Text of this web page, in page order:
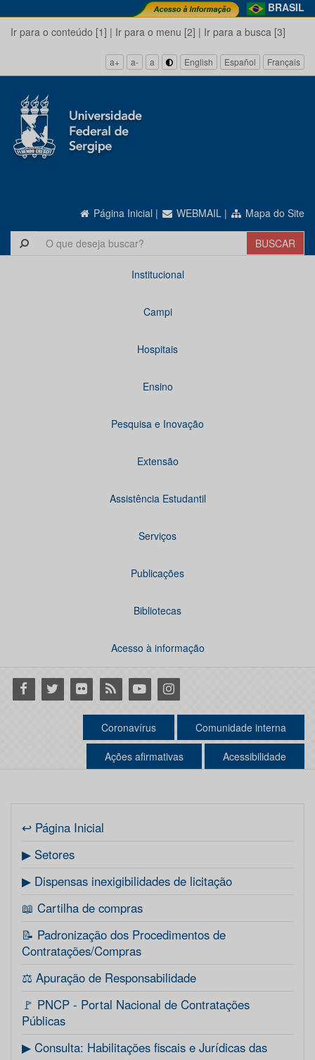
BRASIL
Ir para o conteúdo [1] | Ir para o menu [2] | Ir para a busca [3]
a+ a- a English Español Français
Página Inicial | WEBMAIL | Mapa do Site
Institucional
Campi
Hospitais
Ensino
Pesquisa e Inovação
Extensão
Assistência Estudantil
Serviços
Publicações
Bibliotecas
Acesso à informação
Facebook
Twitter Flickr RSS YoutubeInstagram
Coronavírus Comunidade interna
Ações afirmativas Acessibilidade
↩ Página Inicial
▶ Setores
▶ Dispensas inexigibilidades de licitação
📖 Cartilha de compras
📝 Padronização dos Procedimentos de
Contratações/Compras
⚖️ Apuração de Responsabilidade
🚩 PNCP - Portal Nacional de Contratações
Públicas
▶ Consulta: Habilitações fiscais e Jurídicas das